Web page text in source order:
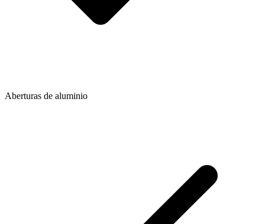
Aberturas de aluminio